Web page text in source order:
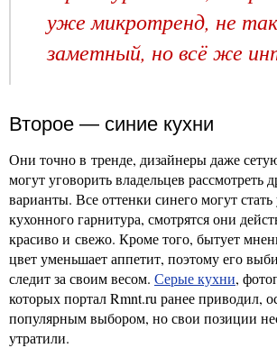
уже микротренд, не
заметный, но всё же
Второе — синие кухни
Они точно в тренде, дизайнеры даже
могут уговорить владельцев рассмотреть
варианты. Все оттенки синего могут
кухонного гарнитура, смотрятся они
красиво и свежо. Кроме того, бытует
цвет уменьшает аппетит, поэтому его
следит за своим весом. Серые кухни,
которых портал Rmnt.ru ранее приводил,
популярным выбором, но свои позиции
утратили.